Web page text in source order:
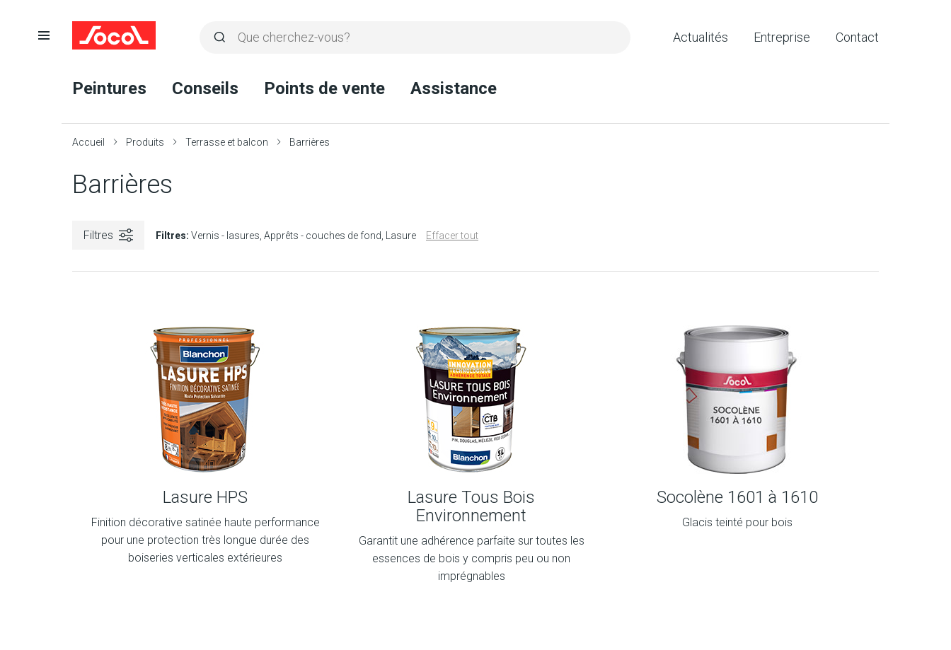
Rechercher
recherche
Ouvrir
Peintures Conseils Points de vente Assistance
Actualités Entreprise Contact
Accueil Produits Terrasse et balcon Barrières
Barrières
Filtres Filtres: Vernis - lasures Apprêts - couches de fond Lasure Effacer tout
Lasure HPS
Finition décorative satinée haute performance
pour une protection très longue durée des
boiseries verticales extérieures
Lasure Tous Bois
Environnement
Garantit une adhérence parfaite sur toutes les
essences de bois y compris peu ou non
imprégnables
Socolène 1601 à 1610
Glacis teinté pour bois